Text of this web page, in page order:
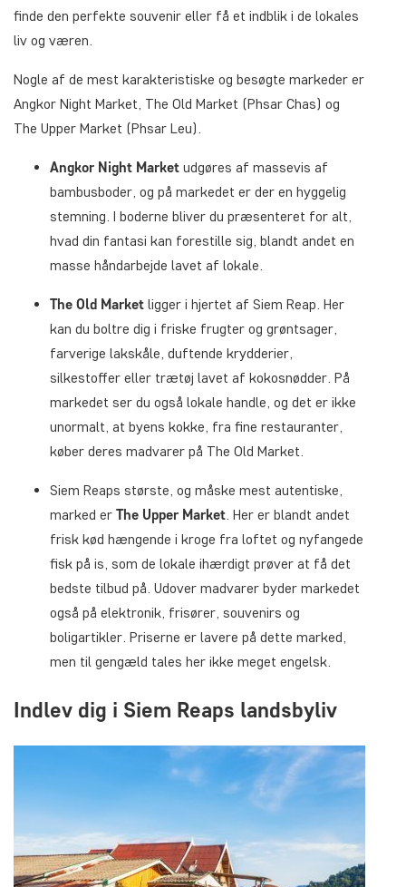
finde den perfekte souvenir eller få et indblik i de lokales
liv og væren.
Nogle af de mest karakteristiske og besøgte markeder er
Angkor Night Market, The Old Market (Phsar Chas) og
The Upper Market (Phsar Leu).
Angkor Night Market udgøres af massevis af
bambusboder, og på markedet er der en hyggelig
stemning. I boderne bliver du præsenteret for alt,
hvad din fantasi kan forestille sig, blandt andet en
masse håndarbejde lavet af lokale.
The Old Market ligger i hjertet af Siem Reap. Her
kan du boltre dig i friske frugter og grøntsager,
farverige lakskåle, duftende krydderier,
silkestoffer eller trætøj lavet af kokosnødder. På
markedet ser du også lokale handle, og det er ikke
unormalt, at byens kokke, fra fine restauranter,
køber deres madvarer på The Old Market.
Siem Reaps største, og måske mest autentiske,
marked er The Upper Market . Her er blandt andet
frisk kød hængende i kroge fra loftet og nyfangede
fisk på is, som de lokale ihærdigt prøver at få det
bedste tilbud på. Udover madvarer byder markedet
også på elektronik, frisører, souvenirs og
boligartikler. Priserne er lavere på dette marked,
men til gengæld tales her ikke meget engelsk.
Indlev dig i Siem Reaps landsbyliv